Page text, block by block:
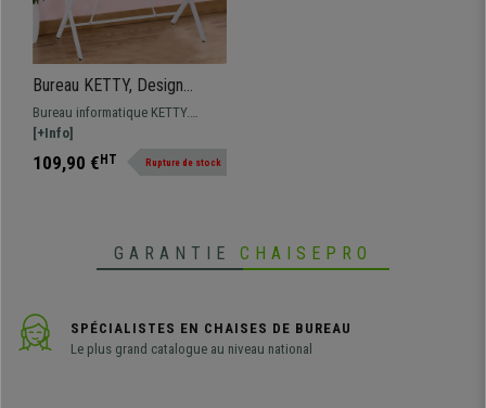
Bureau KETTY, Design
Contemporain, 105x56x75,
avec Tiroir de Rangement,
en Bois et Structure en
Acier, Chêne
Bureau informatique KETTY.
Dimensions 105x54 et 75 cm de
hauteur. Modèle avec un design
moderne et contemporain.
[+Info]
109,90 €HT Rupture de stock
GARANTIE CHAISEPRO
SPÉCIALISTES EN CHAISES DE BUREAU
Le plus grand catalogue au niveau national